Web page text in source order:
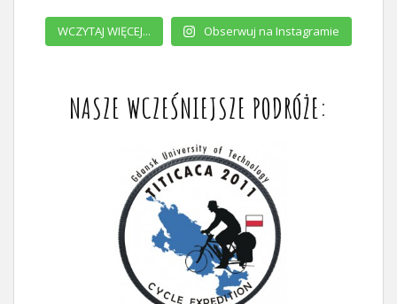
WCZYTAJ WIĘCEJ... Obserwuj na Instagramie
NASZE WCZEŚNIEJSZE PODRÓŻE: